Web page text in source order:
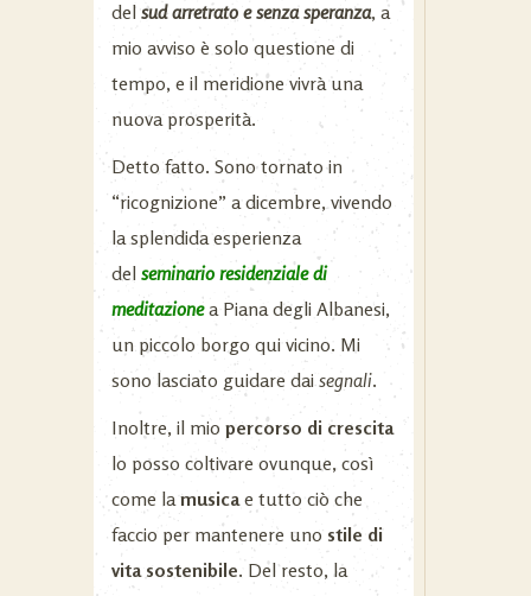
del sud arretrato e senza speranza, a
mio avviso è solo questione di
tempo, e il meridione vivrà una
nuova prosperità.
Detto fatto. Sono tornato in
“ricognizione” a dicembre, vivendo
la splendida esperienza
del seminario residenziale di
meditazionea Piana degli Albanesi,
un piccolo borgo qui vicino. Mi
sono lasciato guidare daisegnali.
Inoltre, il mio percorso di crescita
lo posso coltivare ovunque, così
come la musicae tutto ciò che
faccio per mantenere uno stile di
vita sostenibile. Del resto, la